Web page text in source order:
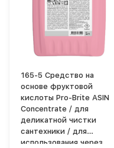
165-5 Средство на
основе фруктовой
кислоты Pro-Brite ASIN
Concentrate / для
деликатной чистки
сантехники / для
использования через